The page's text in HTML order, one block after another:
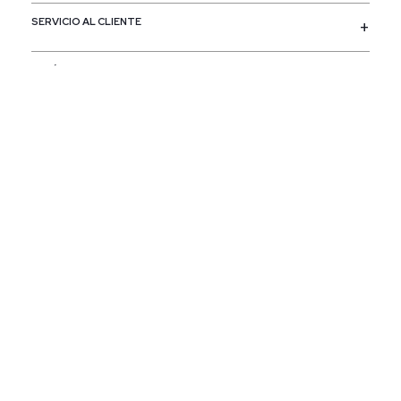
SERVICIO AL CLIENTE
POLÍTICAS